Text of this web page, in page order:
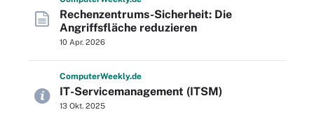
Rechenzentrums-Sicherheit: Die
Angriffsfläche reduzieren
10 Apr. 2026
ComputerWeekly.de
IT-Servicemanagement (ITSM)
13 Okt. 2025